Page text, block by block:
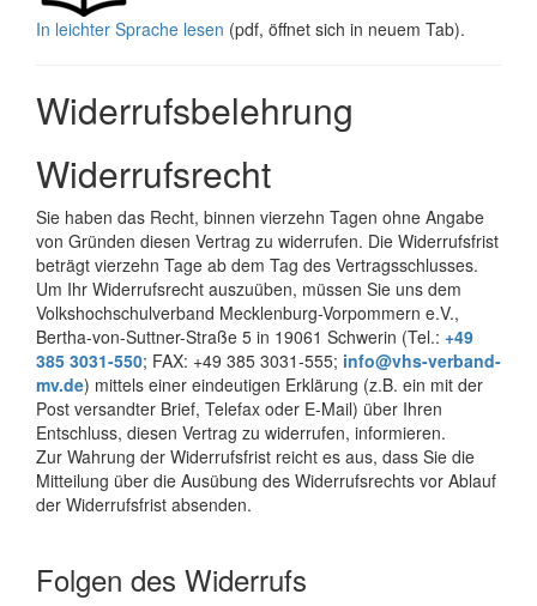
In leichter Sprache lesen (pdf, öffnet sich in neuem Tab).
Widerrufsbelehrung
Widerrufsrecht
Sie haben das Recht, binnen vierzehn Tagen ohne Angabe
von Gründen diesen Vertrag zu widerrufen. Die Widerrufsfrist
beträgt vierzehn Tage ab dem Tag des Vertragsschlusses.
Um Ihr Widerrufsrecht auszuüben, müssen Sie uns dem
Volkshochschulverband Mecklenburg-Vorpommern e.V.,
Bertha-von-Suttner-Straße 5 in 19061 Schwerin (Tel.: +49
385 3031-550; FAX: +49 385 3031-555; info@vhs-verband-
mv.de) mittels einer eindeutigen Erklärung (z.B. ein mit der
Post versandter Brief, Telefax oder E-Mail) über Ihren
Entschluss, diesen Vertrag zu widerrufen, informieren.
Zur Wahrung der Widerrufsfrist reicht es aus, dass Sie die
Mitteilung über die Ausübung des Widerrufsrechts vor Ablauf
der Widerrufsfrist absenden.
Folgen des Widerrufs